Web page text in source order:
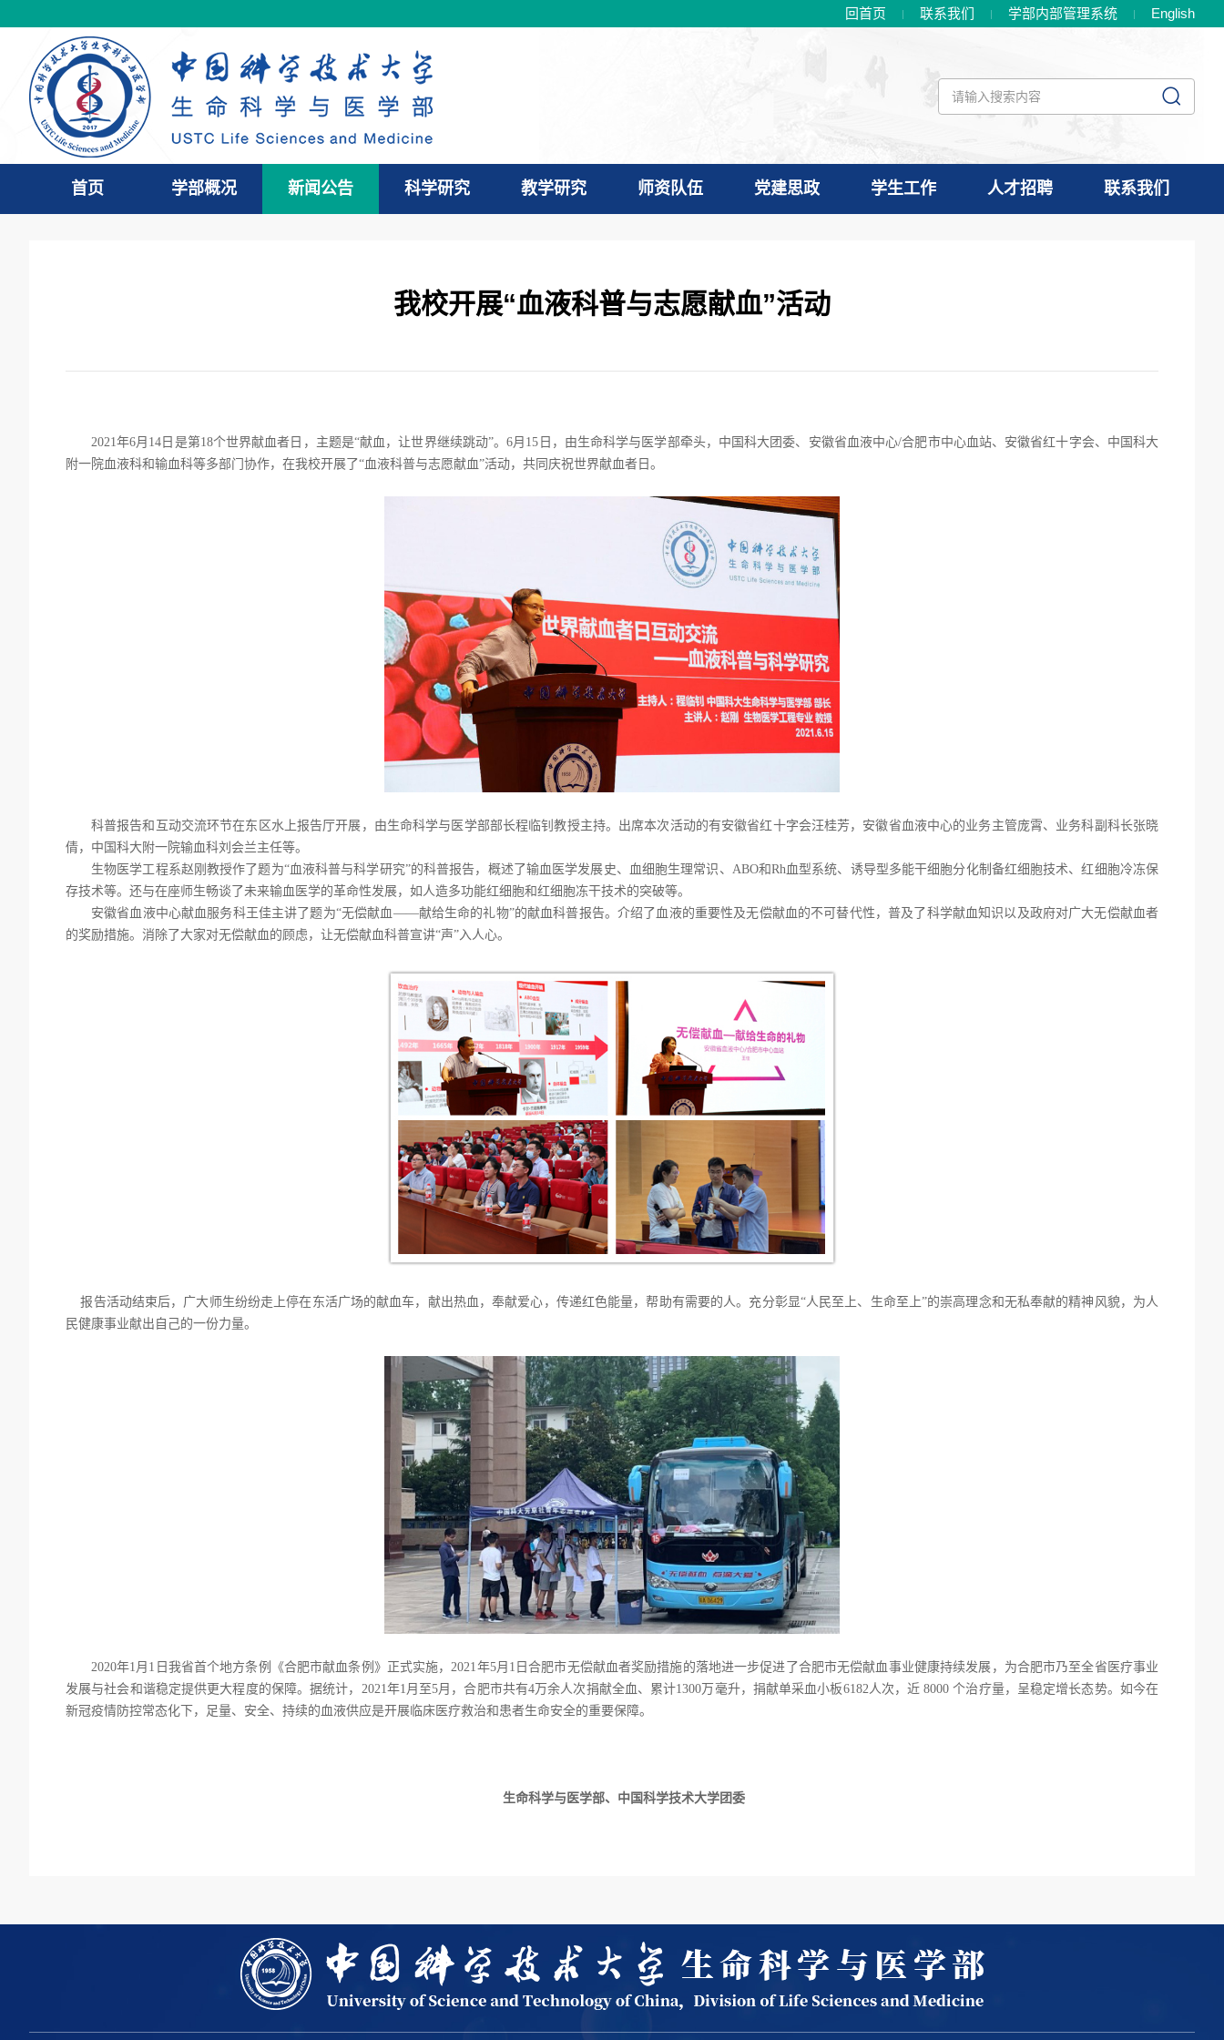
回首页 联系我们 学部内部管理系统 English
首页 学部概况 新闻公告 科学研究 教学研究 师资队伍 党建思政 学生工作 人才招聘 联系我们
我校开展“血液科普与志愿献血”活动
2021年6月14日是第18个世界献血者 日 ， 主题是“献血 ，让世界继续跳动”。6月15 日，由生命科学与医学部牵头， 中国科大 团委、安徽省血液中心/合肥市中心血站、安徽省红十字会、 中国科大
附一院血液科和输血科等多部门协作，在我校开展了“血液科普与志愿献血”活动，共同庆祝世界献血者日 。
科普报告和互动交流环节在东区水上报告厅开展，由生命科学与医学部部长程临钊教授主持。出席本次活动的有安徽省红十字会汪桂芳 ，安徽省血液中心的业务主管庞霄、业务科副科长张晓
倩， 中国科大附一院输血科刘会兰主任等。
生物医学工程系赵刚教授作了题为“血液科普与科学研究”的科普报告，概述了输血医学发展史、血细胞生理常识、ABO和Rh血型系统、诱导型多能干细胞分化制备红细胞技术、红细胞冷冻保
存技术等。还与在座师生畅谈了未来输血医学的革命性发展，如人造多功能红细胞和红细胞冻干技术的突破等。
安徽省血液中心献血服务科王佳主讲了题为“无偿献血——献给生命的礼物”的献血科普报告。介绍了血液的重要性及无偿献血的不可替代性，普及了科学献血知识以及政府对广大无偿献血者
的奖励措施。消除了大家对无偿献血的顾虑，让无偿献血科普宣讲“声”入人心。
报告活动结束后，广大师生纷纷走上停在东活广场的献血车，献出热血，奉献爱心 ，传递红色能量，帮助有需要的人。充分彰显“人民至上、生命至上”的崇高理念和无私奉献的精神风貌，为人
民健康事业献出自己的一份力量。
2020年1月1日我省首个地方条例《合肥市献血条例》正式实施，2021年5月1日合肥市无偿献血者奖励措施的落地进一步促进了合肥市无偿献血事业健康持续发展，为合肥市乃至全省医疗事业
发展与社会和谐稳定提供更大程度的保障。据统计， 2021年1月至5月，合肥市共有4万余人次捐献全血、累计1300万毫升，捐献单采血小板6182人次，近 8000 个治疗量，呈稳定增长态势。 如今在
新冠疫情防控常态化下，足量、安全、持续的血液供应是开展临床医疗救治和患者生命安全的重要保障。
生命科学与医学部、中国科学技术大学团委